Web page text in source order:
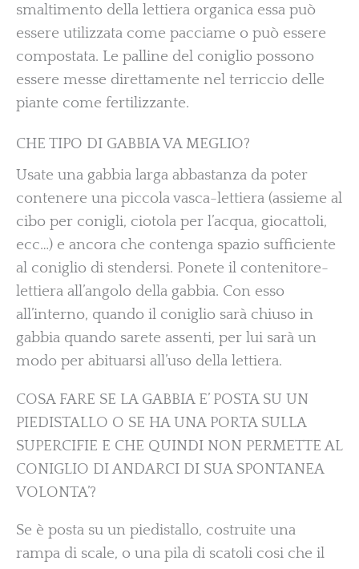
smaltimento della lettiera organica essa può
essere utilizzata come pacciame o può essere
compostata. Le palline del coniglio possono
essere messe direttamente nel terriccio delle
piante come fertilizzante.
CHE TIPO DI GABBIA VA MEGLIO?
Usate una gabbia larga abbastanza da poter
contenere una piccola vasca-lettiera (assieme al
cibo per conigli, ciotola per l’acqua, giocattoli,
ecc…) e ancora che contenga spazio sufficiente
al coniglio di stendersi. Ponete il contenitore-
lettiera all’angolo della gabbia. Con esso
all’interno, quando il coniglio sarà chiuso in
gabbia quando sarete assenti, per lui sarà un
modo per abituarsi all’uso della lettiera.
COSA FARE SE LA GABBIA E’ POSTA SU UN
PIEDISTALLO O SE HA UNA PORTA SULLA
SUPERCIFIE E CHE QUINDI NON PERMETTE AL
CONIGLIO DI ANDARCI DI SUA SPONTANEA
VOLONTA’?
Se è posta su un piedistallo, costruite una
rampa di scale, o una pila di scatoli cosi che il